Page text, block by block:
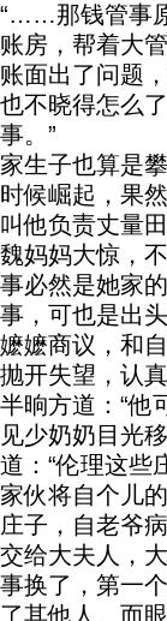
“……那钱管事
账房，帮着大
账面出了问题
也不晓得怎么
事。”
家生子也算是
时候崛起，果
叫他负责丈量
魏妈妈大惊，
事必然是她家
事，可也是出
嬷嬷商议，和
抛开失望，认
半晌方道：“他
见少奶奶目光
道：“伦理这些
家伙将自个儿
庄子，自老爷
交给大夫人，
事换了，第一
了其他人。而